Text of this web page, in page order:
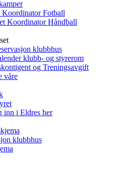
Koordinator Fotball
Koordinator Håndball
klubbhus
klubb- og styrerom
og Treningsavgift
våre
inn i Eldres her
klubbhus